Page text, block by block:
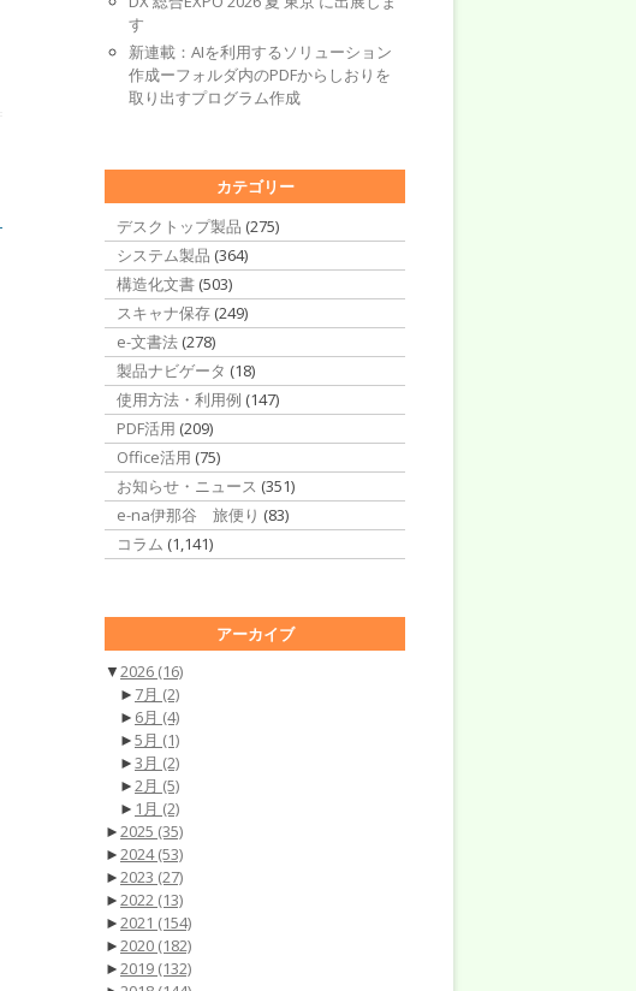
す
新連載：AIを利用するソリューション
作成ーフォルダ内のPDFからしおりを
取り出すプログラム作成
カテゴリー
デスクトップ製品 (275)
システム製品 (364)
構造化文書 (503)
スキャナ保存 (249)
e-文書法 (278)
製品ナビゲータ (18)
使用方法・利用例 (147)
PDF活用 (209)
Office活用 (75)
お知らせ・ニュース (351)
e-na伊那谷 旅便り (83)
コラム (1,141)
アーカイブ
▼2026 (16)
► 7月 (2)
► 6月 (4)
►5月 (1)
►3月 (2)
►2月 (5)
► 1月 (2)
►2025 (35)
►2024(53)
►2023 (27)
►2022 (13)
►2021 (154)
►2020 (182)
►2019 (132)